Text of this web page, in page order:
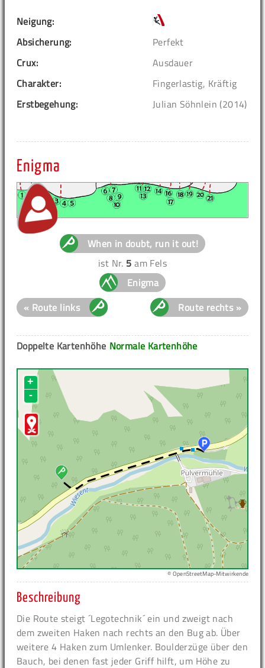
Neigung:
Absicherung:
Perfekt
Crux:
Ausdauer
Charakter:
Fingerlastig, Kräftig
Erstbegehung:
Julian Söhnlein (2014)
Enigma
When in doubt, run it out!
ist Nr. 5 am Fels
Enigma
« Route links
Route rechts »
Normale Kartenhöhe
Doppelte Kartenhöhe
+
-
© OpenStreetMap-Mitwirkende
Beschreibung
Die Route steigt ´Legotechnik´ ein und zweigt nach
dem zweiten Haken nach rechts an den Bug ab. Über
weitere 4 Haken zum Umlenker. Boulderzüge über den
Bauch, bei denen fast jeder Griff hilft, um Höhe zu